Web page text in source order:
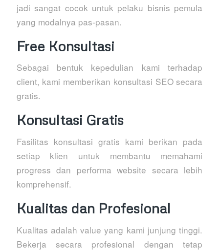
jadi sangat cocok untuk pelaku bisnis pemula
yang modalnya pas-pasan.
Free Konsultasi
Sebagai bentuk kepedulian kami terhadap
client, kami memberikan konsultasi SEO secara
gratis.
Konsultasi Gratis
Fasilitas konsultasi gratis kami berikan pada
setiap klien untuk membantu memahami
progress dan performa website secara lebih
komprehensif.
Kualitas dan Profesional
Kualitas adalah value yang kami junjung tinggi.
Bekerja secara profesional dengan tetap